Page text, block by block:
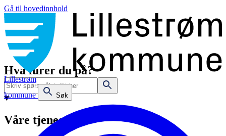
Gå til hovedinnhold
Lillestrøm
kommune
Søk
Hva lurer du på?
Våre tjenester